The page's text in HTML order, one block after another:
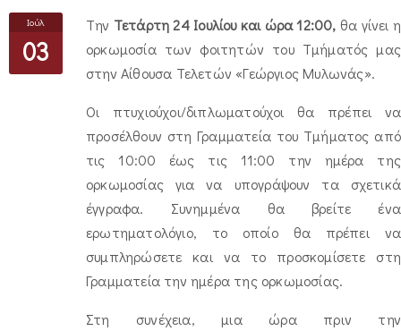
Ιούλ
03
Tην Τετάρτη 24 Ιουλίου και ώρα 12:00, θα γίνει η
ορκωμοσία των φοιτητών του Τμήματός μας
στην Αίθουσα Τελετών «Γεώργιος Μυλωνάς».
Οι πτυχιούχοι/διπλωματούχοι θα πρέπει να
προσέλθουν στη Γραμματεία του Τμήματος από
τις 10:00 έως τις 11:00 την ημέρα της
ορκωμοσίας για να υπογράψουν τα σχετικά
έγγραφα. Συνημμένα θα βρείτε ένα
ερωτηματολόγιο, το οποίο θα πρέπει να
συμπληρώσετε και να το προσκομίσετε στη
Γραμματεία την ημέρα της ορκωμοσίας.
Στη συνέχεια, μια ώρα πριν την